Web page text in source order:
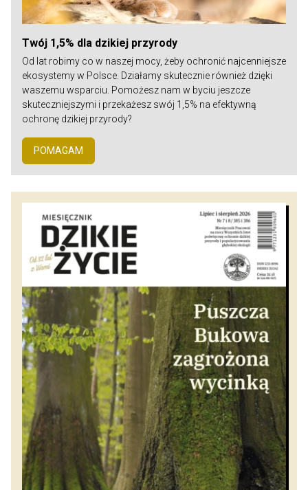
Twój 1,5% dla dzikiej przyrody
Od lat robimy co w naszej mocy, żeby ochronić najcenniejsze
ekosystemy w Polsce. Działamy skutecznie również dzięki
waszemu wsparciu. Pomożesz nam w byciu jeszcze
skuteczniejszymi i przekażesz swój 1,5% na efektywną
ochronę dzikiej przyrody?
POMAGAM